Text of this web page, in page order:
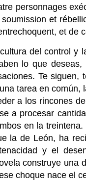
personnages
et
et de
del control y
lo que
Te
tarea en
a los rincones
a procesar
en la
la de León, ha
y el
construye una
choque nace el